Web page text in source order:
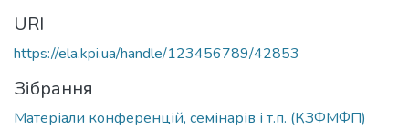
URI
https://ela.kpi.ua/handle/123456789/42853
Зібрання
Матеріали конференцій, семінарів і т.п. (КЗФМФП)